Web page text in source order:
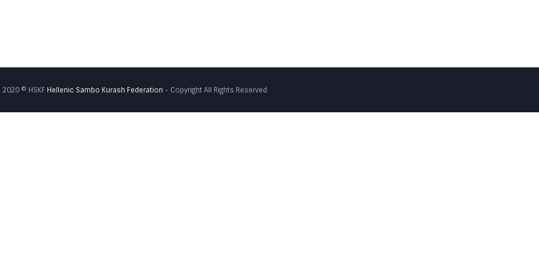
2020 © HSKF Hellenic Sambo Kurash Federation - Copyright All Rights Reserved